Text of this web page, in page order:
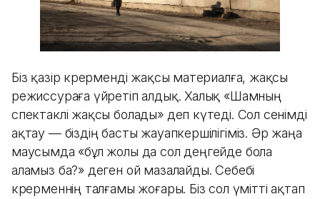
Біз қазір көрерменді жақсы материалға, жақсы
режиссураға үйретіп алдық. Халық «Шамның
спектаклі жақсы болады» деп күтеді. Сол сенімді
ақтау — біздің басты жауапкершілігіміз. Әр жаңа
маусымда «бұл жолы да сол деңгейде бола
аламыз ба?» деген ой мазалайды. Себебі
көрерменнің талғамы жоғары. Біз сол үмітті ақтап